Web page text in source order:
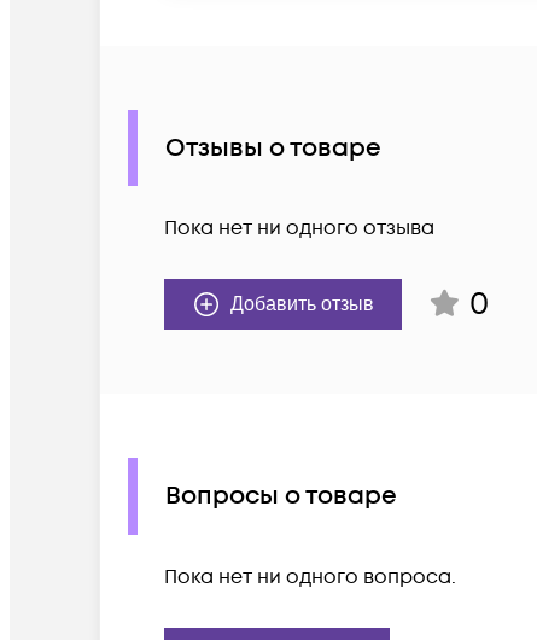
Отзывы о товаре
Пока нет ни одного отзыва
Добавить отзыв 0
Вопросы о товаре
Пока нет ни одного вопроса.